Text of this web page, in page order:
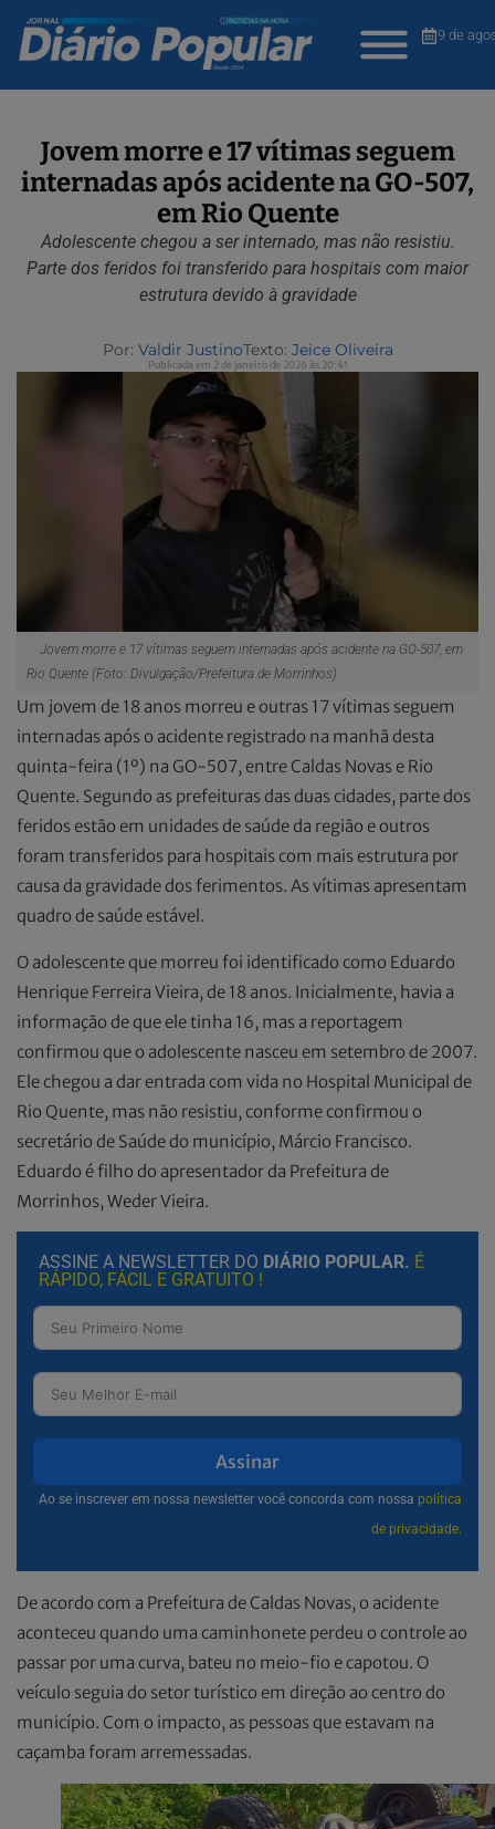
9 de
Jovem morre e 17 vítimas seguem
internadas após acidente na GO-507,
em Rio Quente
Adolescente chegou a ser internado, mas não resistiu.
Parte dos feridos foi transferido para hospitais com maior
estrutura devido à gravidade
Por: Valdir JustinoTexto: Jeice Oliveira
Publicada em 2 de janeiro de 2026 às 20:41
Jovem morre e 17 vítimas seguem internadas após acidente na GO-507, em
Rio Quente (Foto: Divulgação/Prefeitura de Morrinhos)
Um jovem de 18 anos morreu e outras 17 vítimas seguem
internadas após o acidente registrado na manhã desta
quinta-feira (1º) na GO-507, entre Caldas Novas e Rio
Quente. Segundo as prefeituras das duas cidades, parte dos
feridos estão em unidades de saúde da região e outros
foram transferidos para hospitais com mais estrutura por
causa da gravidade dos ferimentos. As vítimas apresentam
quadro de saúde estável.
O adolescente que morreu foi identificado como Eduardo
Henrique Ferreira Vieira, de 18 anos. Inicialmente, havia a
informação de que ele tinha 16, mas a reportagem
confirmou que o adolescente nasceu em setembro de 2007.
Ele chegou a dar entrada com vida no Hospital Municipal de
Rio Quente, mas não resistiu, conforme confirmou o
secretário de Saúde do município, Márcio Francisco.
Eduardo é filho do apresentador da Prefeitura de
Morrinhos, Weder Vieira.
ASSINE A NEWSLETTER DO DIÁRIO POPULAR. É
RÁPIDO, FÁCIL E GRATUITO !
Assinar
Ao se inscrever em nossa newsletter você concorda com nossa política
de privacidade.
De acordo com a Prefeitura de Caldas Novas, o acidente
aconteceu quando uma caminhonete perdeu o controle ao
passar por uma curva, bateu no meio-fio e capotou. O
veículo seguia do setor turístico em direção ao centro do
município. Com o impacto, as pessoas que estavam na
caçamba foram arremessadas.